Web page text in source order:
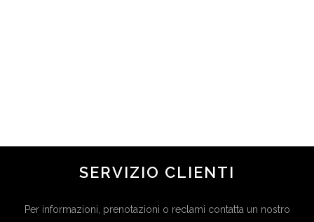
SERVIZIO CLIENTI
Per informazioni, prenotazioni o reclami contatta un nostro